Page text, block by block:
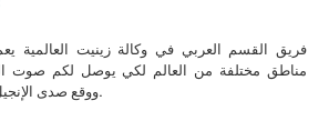
فريق القسم العربي في وكالة زينيت العالمية
مناطق مختلفة من العالم لكي يوصل لكم صوت
ووقع صدى الإنجيل الحي.